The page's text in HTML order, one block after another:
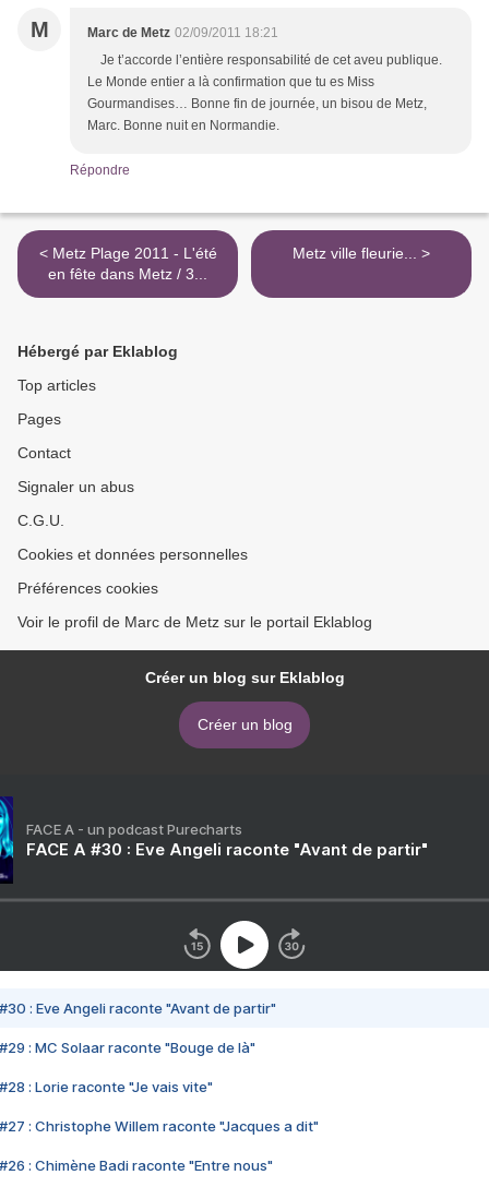
M Marc de Metz 02/09/2011 18:21
Je t’accorde l’entière responsabilité de cet aveu publique.
Le Monde entier a là confirmation que tu es Miss
Gourmandises… Bonne fin de journée, un bisou de Metz,
Marc. Bonne nuit en Normandie.
Répondre
< Metz Plage 2011 - L'été
en fête dans Metz / 3...
Metz ville fleurie... >
Hébergé par Eklablog
Top articles
Pages
Contact
Signaler un abus
C.G.U.
Cookies et données personnelles
Préférences cookies
Voir le profil de Marc de Metz sur le portail Eklablog
Créer un blog sur Eklablog
Créer un blog
FACE A - un podcast Purecharts
FACE A #30 : Eve Angeli raconte "Avant de partir"
#30 : Eve Angeli raconte "Avant de partir"
#29 : MC Solaar raconte "Bouge de là"
#28 : Lorie raconte "Je vais vite"
#27 : Christophe Willem raconte "Jacques a dit"
#26 : Chimène Badi raconte "Entre nous"